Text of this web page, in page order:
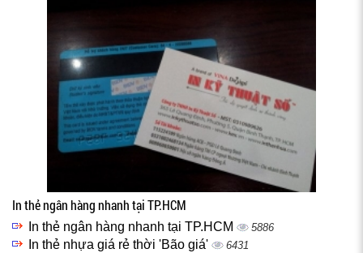
In thẻ ngân hàng nhanh tại TP.HCM
In thẻ ngân hàng nhanh tại TP.HCM 5886
In thẻ nhựa giá rẻ thời 'Bão giá' 6431